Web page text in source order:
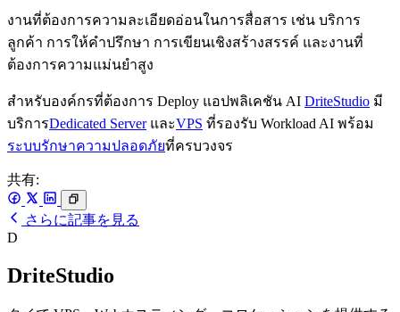
งานที่ต้องการความละเอียดอ่อนในการสื่อสาร เช่น บริการ
ลูกค้า การให้คำปรึกษา การเขียนเชิงสร้างสรรค์ และงานที่
ต้องการความแม่นยำสูง
สำหรับองค์กรที่ต้องการ Deploy แอปพลิเคชัน AI DriteStudio มี
บริการDedicated ServerและVPS ที่รองรับ Workload AI พร้อม
ระบบรักษาความปลอดภัยที่ครบวงจร
共有:
さらに記事を見る
D
DriteStudio